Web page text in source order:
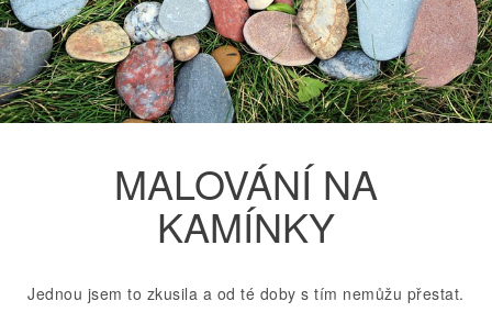
MALOVÁNÍ NA
KAMÍNKY
Jednou jsem to zkusila a od té doby s tím nemůžu přestat.